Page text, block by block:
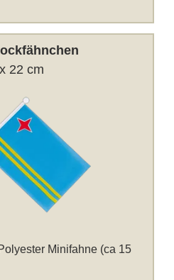
22 cm
Minifahne (ca 15